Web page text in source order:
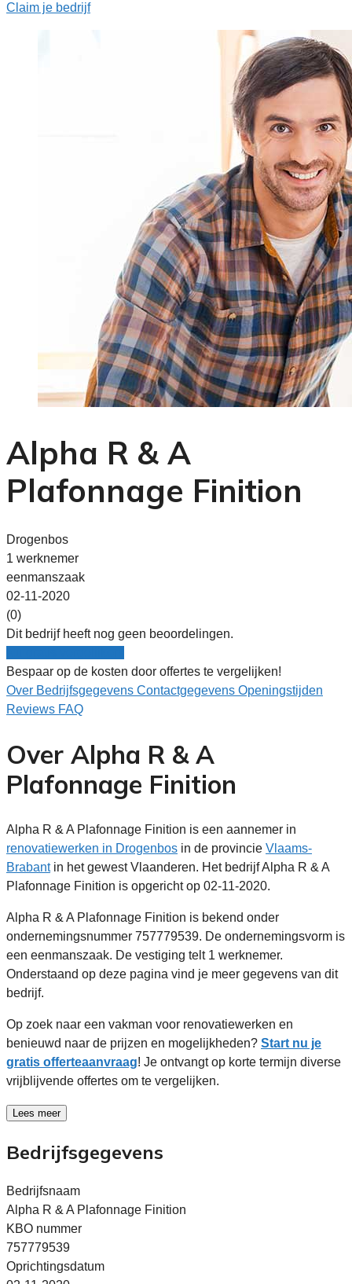
Claim je bedrijf
Alpha R & A
Plafonnage Finition
Drogenbos
1 werknemer
eenmanszaak
02-11-2020
(0)
Dit bedrijf heeft nog geen beoordelingen.
Bespaar op de kosten door offertes te vergelijken!
Over Bedrijfsgegevens Contactgegevens Openingstijden
Reviews FAQ
Over Alpha R & A
Plafonnage Finition
Alpha R & A Plafonnage Finition is een aannemer in
renovatiewerken in Drogenbos in de provincie Vlaams-
Brabantin het gewest Vlaanderen. Het bedrijf Alpha R & A
Plafonnage Finition is opgericht op 02-11-2020.
Alpha R & A Plafonnage Finition is bekend onder
ondernemingsnummer 757779539. De ondernemingsvorm is
een eenmanszaak. De vestiging telt 1 werknemer.
Onderstaand op deze pagina vind je meer gegevens van dit
bedrijf.
Op zoek naar een vakman voor renovatiewerken en
benieuwd naar de prijzen en mogelijkheden? Start nu je
gratis offerteaanvraag! Je ontvangt op korte termijn diverse
vrijblijvende offertes om te vergelijken.
Lees meer
Bedrijfsgegevens
Bedrijfsnaam
Alpha R & A Plafonnage Finition
KBO nummer
757779539
Oprichtingsdatum